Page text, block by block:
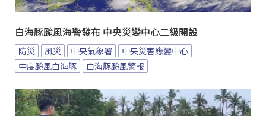
白海豚颱風海警發布 中央災變中心二級開設
防災 風災 中央氣象署
中央災害應變中心
中度颱風白海豚
白海豚颱風警報